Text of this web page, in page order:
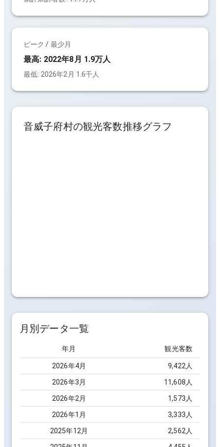
ピーク / 最少月
最高: 2022年8月 1.9万人
最低: 2026年2月 1.6千人
音威子府村の観光客数推移グラフ
月別データ一覧
年月 観光客数
2026年4月 9,422 人
2026年3 月 11,608 人
2026年2 月 1,573 人
2026年1 月 3,333 人
2025年12 月 2,562 人